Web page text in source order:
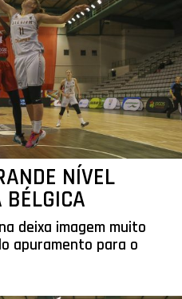
NÍVEL
BÉLGICA
deixa imagem muito
apuramento para o